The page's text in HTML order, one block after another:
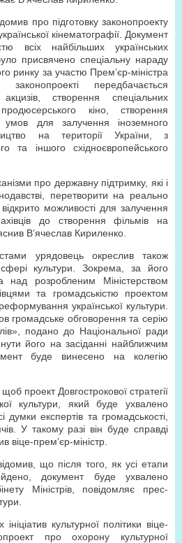
про підготовку законопроекту
кінематографії. Документ
всіх найбільших українських
присвячено спеціальну нараду
ринку за участю Прем’єр-міністра
передбачається
створення спеціальних
кіно, створення
умов для залучення іноземного
на території України, з
та іншого східноєвропейського
про державну підтримку, які і
перетворити на реально
можливості для залучення
до створення фільмів на
В’ячеслав Кириленко.
урядовець окреслив також
сфері культури. Зокрема, за його
над розробленим Міністерством
та громадськістю проектом
української культури.
громадське обговорення та серію
подано до Національної ради
його на засіданні найближчим
буде винесено на колегію
проект Довгострокової стратегії
культури, який буде ухвалено
думки експертів та громадськості,
У такому разі він буде справді
прем’єр-міністр.
що після того, як усі етапи
документ буде ухвалено
Міністрів, повідомляє прес-
культурної політики віце-
про охорону культурної